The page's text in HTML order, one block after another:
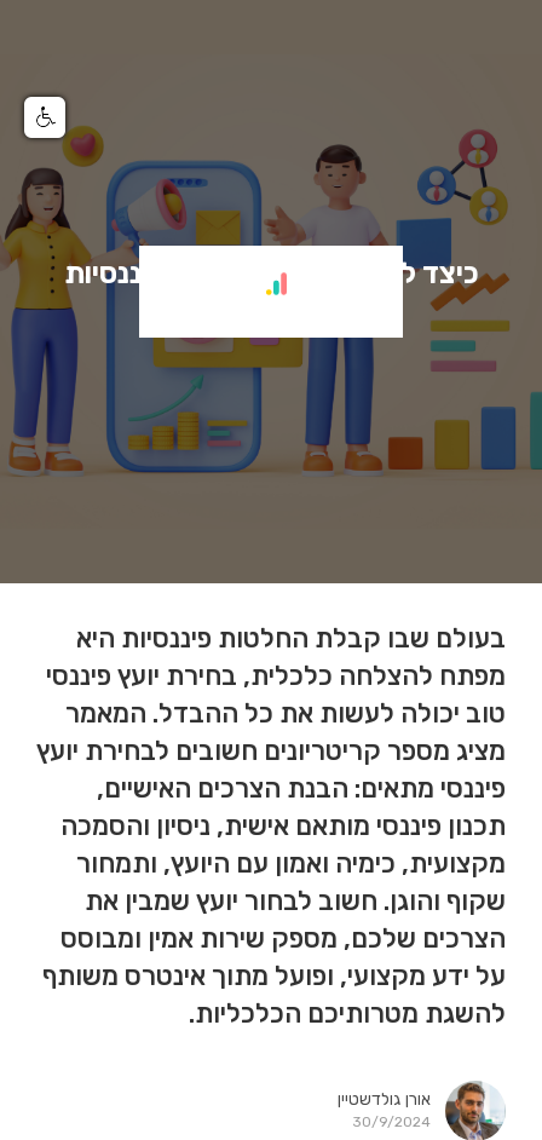
כיצד לבחור יועצים ויועצות פיננסיות
בעולם שבו קבלת החלטות פיננסיות היא
מפתח להצלחה כלכלית, בחירת יועץ פיננסי
טוב יכולה לעשות את כל ההבדל. המאמר
מציג מספר קריטריונים חשובים לבחירת יועץ
פיננסי מתאים: הבנת הצרכים האישיים,
תכנון פיננסי מותאם אישית, ניסיון והסמכה
מקצועית, כימיה ואמון עם היועץ, ותמחור
שקוף והוגן. חשוב לבחור יועץ שמבין את
הצרכים שלכם, מספק שירות אמין ומבוסס
על ידע מקצועי, ופועל מתוך אינטרס משותף
להשגת מטרותיכם הכלכליות.
אורן גולדשטיין
30/9/2024